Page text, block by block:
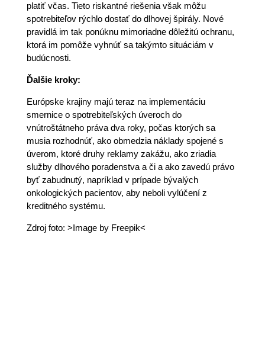
platiť včas. Tieto riskantné riešenia však môžu
spotrebiteľov rýchlo dostať do dlhovej špirály. Nové
pravidlá im tak ponúknu mimoriadne dôležitú ochranu,
ktorá im pomôže vyhnúť sa takýmto situáciám v
budúcnosti.
Ďalšie kroky:
Európske krajiny majú teraz na implementáciu
smernice o spotrebiteľských úveroch do
vnútroštátneho práva dva roky, počas ktorých sa
musia rozhodnúť, ako obmedzia náklady spojené s
úverom, ktoré druhy reklamy zakážu, ako zriadia
služby dlhového poradenstva a či a ako zavedú právo
byť zabudnutý, napríklad v prípade bývalých
onkologických pacientov, aby neboli vylúčení z
kreditného systému.
Zdroj foto: >Image by Freepik<